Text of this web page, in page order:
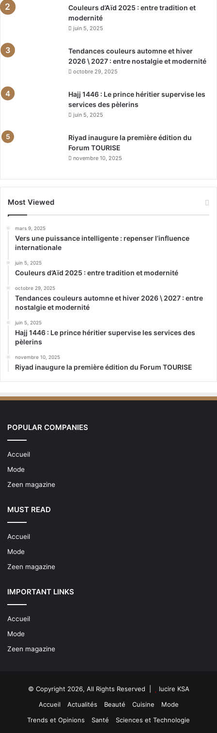
Couleurs d’Aïd 2025 : entre tradition et
modernité
juin 5, 2025
Tendances couleurs automne et hiver
2026 \ 2027 : entre nostalgie et modernité
octobre 29, 2025
Hajj 1446 : Le prince héritier supervise les
services des pèlerins
juin 5, 2025
Riyad inaugure la première édition du
Forum TOURISE
novembre 10, 2025
Most Viewed
mars 9, 2025
Vers une puissance intelligente : repenser l’influence
internationale
juin 5, 2025
Couleurs d’Aïd 2025 : entre tradition et modernité
octobre 29, 2025
Tendances couleurs automne et hiver 2026 \ 2027 : entre
nostalgie et modernité
juin 5, 2025
Hajj 1446 : Le prince héritier supervise les services des
pèlerins
novembre 10, 2025
Riyad inaugure la première édition du Forum TOURISE
POPULAR COMPANIES
Accueil
Mode
Zeen magazine
MUST READ
Accueil
Mode
Zeen magazine
IMPORTANT LINKS
Accueil
Mode
Zeen magazine
© Copyright 2026, All Rights Reserved |
lucire KSA
Accueil
Actualités Beauté Cuisine
Mode
Trends et Opinions
Santé
Sciences et Technologie